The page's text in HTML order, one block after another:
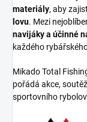
materiály, aby
lovu. Mezi
navijáky a účinné
každého
Mikado Total
pořádá akce,
sportovního